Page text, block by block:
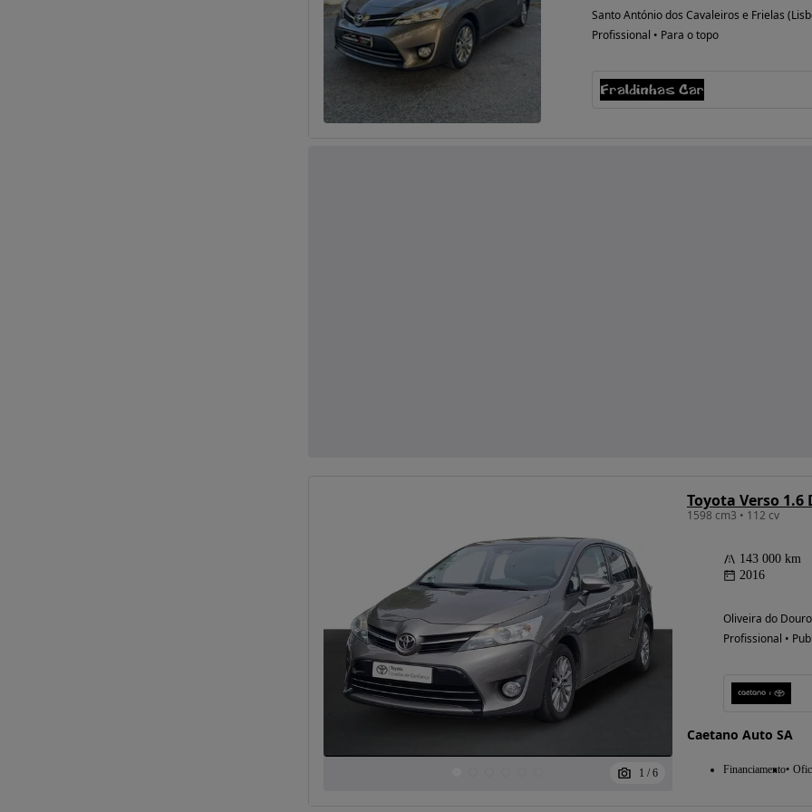
Santo António dos Cavaleiros e Frielas
Profissional • Para o topo
1 / 6
Toyota Verso 1.6
1598 cm3 • 112 cv
143 000 km
2016
Oliveira do
Profissional •
Caetano Auto SA
Financiamento